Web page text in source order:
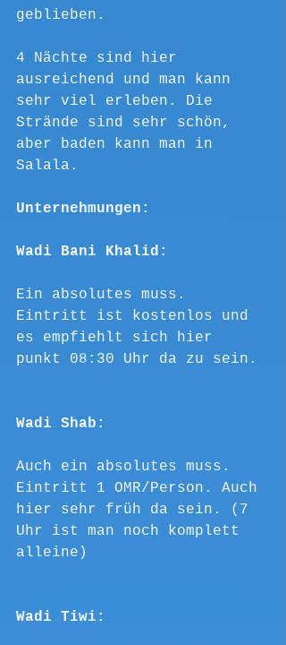
geblieben.
4 Nächte sind hier
ausreichend und man kann
sehr viel erleben. Die
Strände sind sehr schön,
aber baden kann man in
Salala.
Unternehmungen:
Wadi Bani Khalid:
Ein absolutes muss.
Eintritt ist kostenlos und
es empfiehlt sich hier
punkt 08:30 Uhr da zu sein.
Wadi Shab:
Auch ein absolutes muss.
Eintritt 1 OMR/Person. Auch
hier sehr früh da sein. (7
Uhr ist man noch komplett
alleine)
Wadi Tiwi: